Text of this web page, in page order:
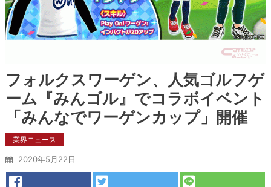
フォルクスワーゲン、人気ゴルフゲ
ーム『みんゴル』でコラボイベント
「みんなでワーゲンカップ」開催
業界ニュース
2020年5月22日